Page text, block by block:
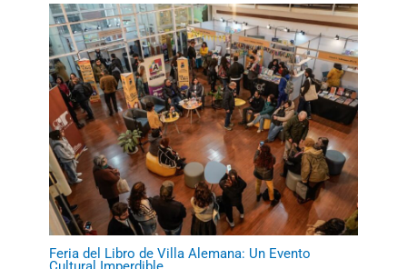
Feria del Libro de Villa Alemana: Un Evento